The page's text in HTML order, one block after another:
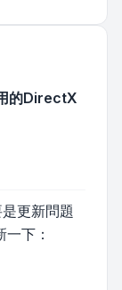
的DirectX
更新問題
下：